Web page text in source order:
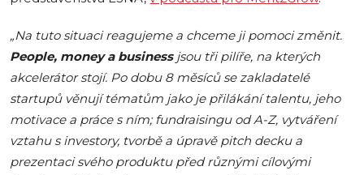
„Na tuto situaci reagujeme a chceme ji pomoci změnit.
People, money a businessjsou tři pilíře, na kterých
akcelerátor stojí. Po dobu 8 měsíců se zakladatelé
startupů věnují tématům jako je přilákání talentu, jeho
motivace a práce s ním; fundraisingu od A-Z, vytváření
vztahu s investory, tvorbě a úpravě pitch decku a
prezentaci svého produktu před různými cílovými